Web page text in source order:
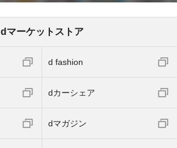
dマーケットストア
d fashion
dカーシェア
dマガジン